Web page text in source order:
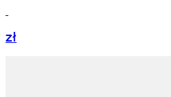
zł